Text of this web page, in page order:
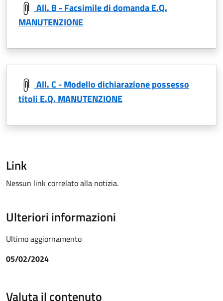
All. B - Facsimile di domanda E.Q.
MANUTENZIONE
All. C - Modello dichiarazione possesso
titoli E.Q. MANUTENZIONE
Link
Nessun link correlato alla notizia.
Ulteriori informazioni
Ultimo aggiornamento
05/02/2024
Valuta il contenuto